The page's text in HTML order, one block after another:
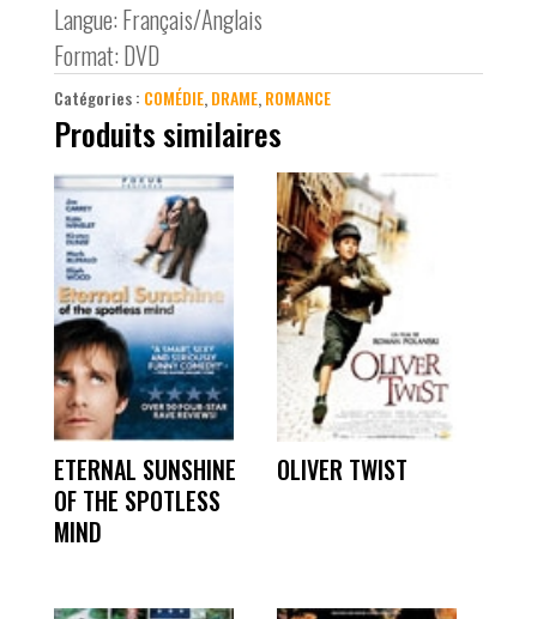
Langue: Français/Anglais
Format: DVD
Catégories : COMÉDIE,DRAME,ROMANCE
Produits similaires
ETERNAL SUNSHINE
OF THE SPOTLESS
MIND
OLIVER TWIST